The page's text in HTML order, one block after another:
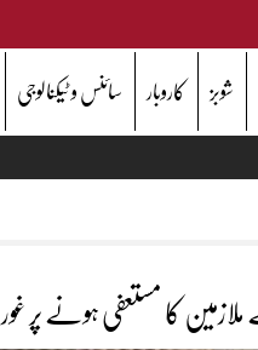
شوبز کاروبار سائنس و ٹیکنالوجی
کا مستعفی ہونے پر غور